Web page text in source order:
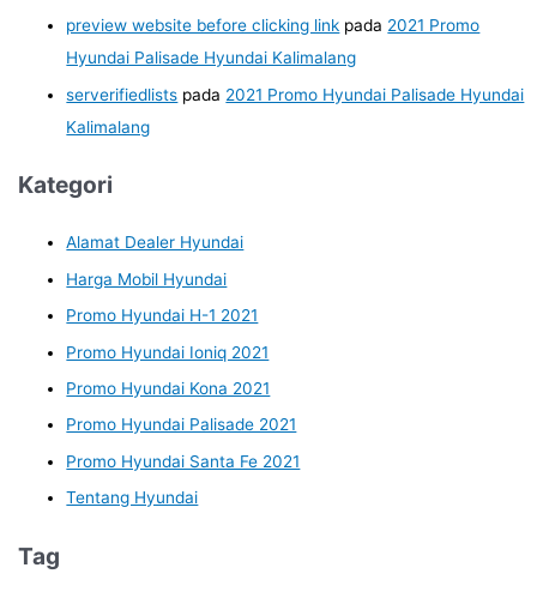
preview website before clicking link pada 2021 Promo
Hyundai Palisade Hyundai Kalimalang
serverifiedlists pada 2021 Promo Hyundai Palisade Hyundai
Kalimalang
Kategori
Alamat Dealer Hyundai
Harga Mobil Hyundai
Promo Hyundai H-1 2021
Promo Hyundai Ioniq 2021
Promo Hyundai Kona 2021
Promo Hyundai Palisade 2021
Promo Hyundai Santa Fe 2021
Tentang Hyundai
Tag